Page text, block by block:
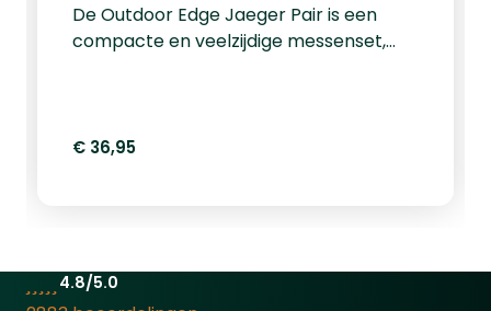
De Outdoor Edge Jaeger Pair is een
compacte en veelzijdige messenset,
skinner en een ontweidmes, beide
textuur voor een veilige en
comfortabele grip, zelfs onder natte
€ 36,95
4.8/5.0